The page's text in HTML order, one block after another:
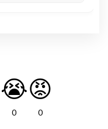
😭
0
😡
0